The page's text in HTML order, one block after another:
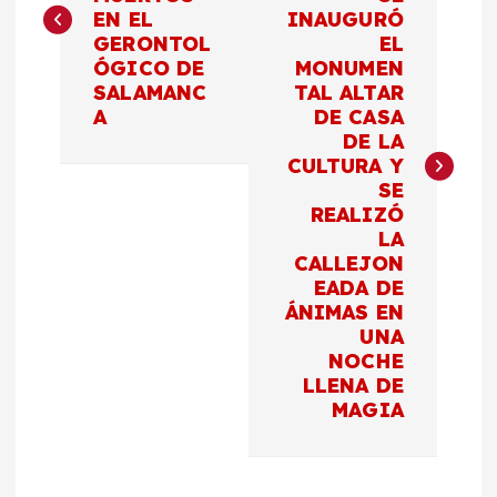
EN EL
GERONTOL
ÓGICO DE
SALAMANC
A
INAUGURÓ
EL
MONUMEN
TAL ALTAR
DE CASA
DE LA
CULTURA Y
SE
REALIZÓ
LA
CALLEJON
EADA DE
ÁNIMAS EN
UNA
NOCHE
LLENA DE
MAGIA